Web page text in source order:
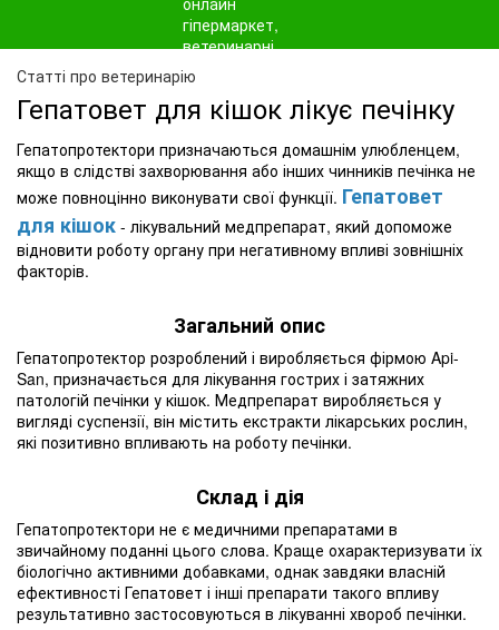
Статті про ветеринарію
Гепатовет для кішок лікує печінку
Гепатопротектори призначаються домашнім улюбленцем,
якщо в слідстві захворювання або інших чинників печінка не
може повноцінно виконувати свої функції. Гепатовет
для кішок - лікувальний медпрепарат, який допоможе
відновити роботу органу при негативному впливі зовнішніх
факторів.
Загальний опис
Гепатопротектор розроблений і виробляється фірмою Api-
San, призначається для лікування гострих і затяжних
патологій печінки у кішок. Медпрепарат виробляється у
вигляді суспензії, він містить екстракти лікарських рослин,
які позитивно впливають на роботу печінки.
Склад і дія
Гепатопротектори не є медичними препаратами в
звичайному поданні цього слова. Краще охарактеризувати їх
біологічно активними добавками, однак завдяки власній
ефективності Гепатовет і інші препарати такого впливу
результативно застосовуються в лікуванні хвороб печінки.